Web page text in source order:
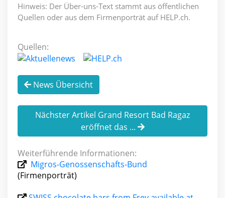
Hinweis: Der Über-uns-Text stammt aus öffentlichen
Quellen oder aus dem Firmenporträt auf HELP.ch.
Quellen:
News Übersicht
Nächster Artikel Grand Resort Bad Ragaz
eröffnet das ...
Weiterführende Informationen:
Migros-Genossenschafts-Bund
(Firmenporträt)